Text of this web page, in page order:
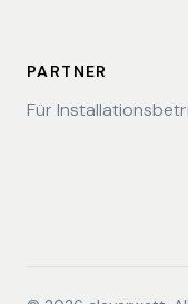
PARTNER
Für